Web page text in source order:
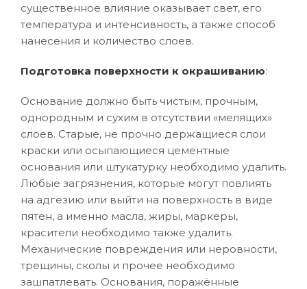
существенное влияние оказывает свет, его
температура и интенсивность, а также способ
нанесения и количество слоев.
Подготовка поверхности к окрашиванию:
Основание должно быть чистым, прочным,
однородным и сухим в отсутствии «мелящих»
слоев. Старые, не прочно держащиеся слои
краски или осыпающиеся цементные
основания или штукатурку необходимо удалить.
Любые загрязнения, которые могут повлиять
на адгезию или выйти на поверхность в виде
пятен, а именно масла, жиры, маркеры,
красители необходимо также удалить.
Механические повреждения или неровности,
трещины, сколы и прочее необходимо
зашпатлевать. Основания, поражённые